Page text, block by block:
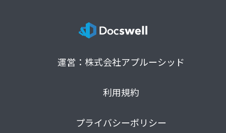
運営：株式会社アプルーシッド
利用規約
プライバシーポリシー